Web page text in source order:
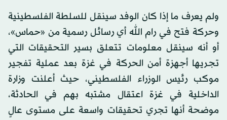
ولم يعرف ما إذا كان الوفد سينقل للسلطة الفلسطينية
وحركة فتح في رام الله أي رسائل رسمية من «حماس»،
أو أنه سينقل معلومات تتعلق بسير التحقيقات التي
تجريها أجهزة أمن الحركة في غزة بعد عملية تفجير
موكب رئيس الوزراء الفلسطيني، حيث أعلنت وزارة
الداخلية في غزة اعتقال مشتبه بهم في الحادثة،
موضحة أنها تجري تحقيقات واسعة على مستوى عالٍ